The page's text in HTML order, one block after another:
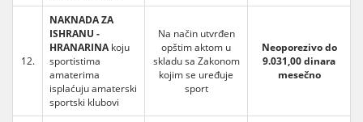
12.
NAKNADA ZA
ISHRANU -
HRANARINAkoju
sportistima
amaterima
isplaćuju amaterski
sportski klubovi
Na način utvrđen
opštim aktom u
skladu sa Zakonom
kojim se uređuje
sport
Neoporezivo do
9.031,00 dinara
mesečno